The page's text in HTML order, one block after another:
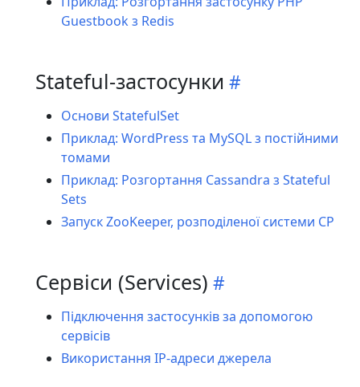
Guestbook з Redis
Stateful-застосунки
Основи StatefulSet
Приклад: WordPress та MySQL з постійними
томами
Приклад: Розгортання Cassandra з Stateful
Sets
Запуск ZooKeeper, розподіленої системи CP
Сервіси (Services)
Підключення застосунків за допомогою
сервісів
Використання IP-адреси джерела